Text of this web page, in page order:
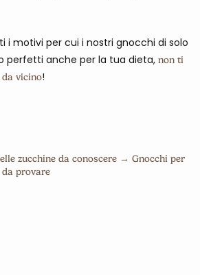
i motivi per cui i nostri gnocchi di solo
perfetti anche per la tua dieta, non ti
vicino!
zucchine da conoscere → Gnocchi per
provare